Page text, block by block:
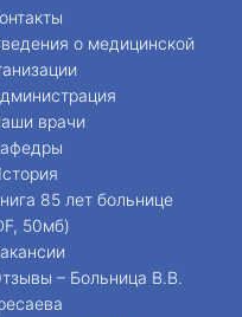
о медицинской
врачи
85 лет больнице
50мб)
– Больница В.В.